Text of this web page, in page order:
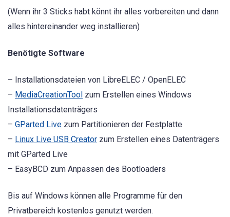
(Wenn ihr 3 Sticks habt könnt ihr alles vorbereiten und dann
alles hintereinander weg installieren)
Benötigte Software
– Installationsdateien von LibreELEC / OpenELEC
– MediaCreationTool zum Erstellen eines Windows
Installationsdatenträgers
– GParted Live zum Partitionieren der Festplatte
– Linux Live USB Creator zum Erstellen eines Datenträgers
mit GParted Live
– EasyBCD zum Anpassen des Bootloaders
Bis auf Windows können alle Programme für den
Privatbereich kostenlos genutzt werden.